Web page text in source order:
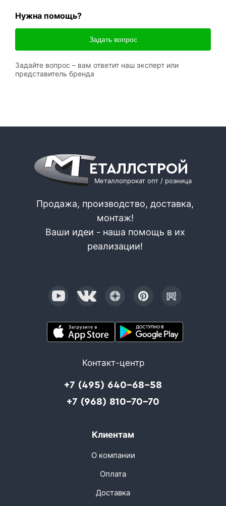
Нужна помощь?
Задать вопрос
Задайте вопрос – вам ответит наш эксперт или
представитель бренда
ЕТАЛЛСТРОЙ
Металлопрокат опт / розница
Продажа, производство, доставка,
монтаж!
Ваши идеи - наша помощь в их
реализации!
Контакт-центр
+7 (495) 640-68-58
+7 (968) 810-70-70
Клиентам
О компании
Оплата
Доставка